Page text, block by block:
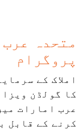
متحدہ
پروگرام
املاک کے
کا گولڈن
عرب امارات